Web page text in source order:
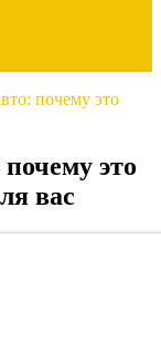
почему это
это
вас